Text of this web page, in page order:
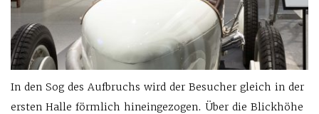
In den Sog des Aufbruchs wird der Besucher gleich in der
ersten Halle förmlich hineingezogen. Über die Blickhöhe